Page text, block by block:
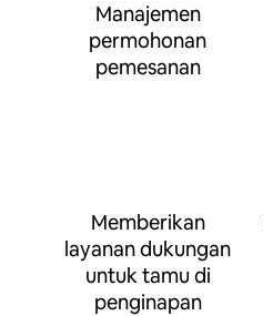
Manajemen
permohonan
pemesanan
Memberikan
layanan dukungan
untuk tamu di
penginapan